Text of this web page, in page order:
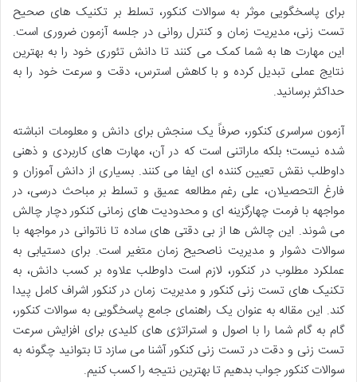
برای پاسخگویی موثر به سوالات کنکور، تسلط بر تکنیک های صحیح
تست زنی، مدیریت زمان و کنترل روانی در جلسه آزمون ضروری است.
این مهارت ها به شما کمک می کنند تا دانش تئوری خود را به بهترین
نتایج عملی تبدیل کرده و با کاهش استرس، دقت و سرعت خود را به
حداکثر برسانید.
آزمون سراسری کنکور، صرفاً یک سنجش برای دانش و معلومات انباشته
شده نیست؛ بلکه ماراتنی است که در آن، مهارت های کاربردی و ذهنی
داوطلب نقش تعیین کننده ای ایفا می کنند. بسیاری از دانش آموزان و
فارغ التحصیلان، علی رغم مطالعه عمیق و تسلط بر مباحث درسی، در
مواجهه با فرمت چهارگزینه ای و محدودیت های زمانی کنکور دچار چالش
می شوند. این چالش ها از بی دقتی های ساده تا ناتوانی در مواجهه با
سوالات دشوار و مدیریت ناصحیح زمان متغیر است. برای دستیابی به
عملکرد مطلوب در کنکور، لازم است داوطلب علاوه بر کسب دانش، به
تکنیک های تست زنی کنکورومدیریت زمان در کنکوراشراف کامل پیدا
کند. این مقاله به عنوان یک راهنمای جامع پاسخگویی به سوالات کنکور،
گام به گام شما را با اصول و استراتژی های کلیدی برای افزایش سرعت
تست زنی و دقت در تست زنی کنکورآشنا می سازد تا بتوانیدچگونه به
سوالات کنکور جواب بدهیم تا بهترین نتیجه را کسب کنیم.